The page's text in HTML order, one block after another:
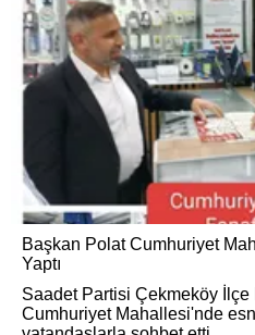
Başkan Polat Cumhuriyet
Yaptı
Saadet Partisi Çekmeköy
Cumhuriyet Mahallesi'nde